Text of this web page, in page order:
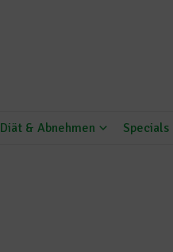
Diät & Abnehmen Specials